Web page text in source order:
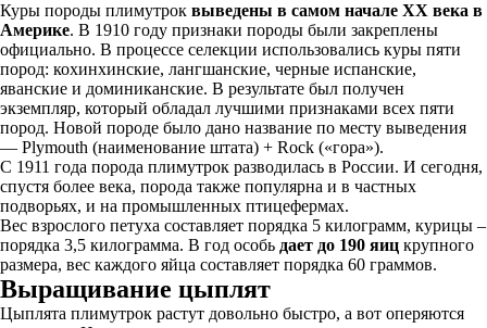
Куры породы плимутрок выведены в самом начале ХХ века в
Америке. В 1910 году признаки породы были закреплены
официально. В процессе селекции использовались куры пяти
пород: кохинхинские, лангшанские, черные испанские,
яванские и доминиканские. В результате был получен
экземпляр, который обладал лучшими признаками всех пяти
пород. Новой породе было дано название по месту выведения
— Plymouth (наименование штата) + Rock («гора»).
С 1911 года порода плимутрок разводилась в России. И сегодня,
спустя более века, порода также популярна и в частных
подворьях, и на промышленных птицефермах.
Вес взрослого петуха составляет порядка 5 килограмм, курицы –
порядка 3,5 килограмма. В год особь дает до 190 яиц крупного
размера, вес каждого яйца составляет порядка 60 граммов.
Выращивание цыплят
Цыплята плимутрок растут довольно быстро, а вот оперяются